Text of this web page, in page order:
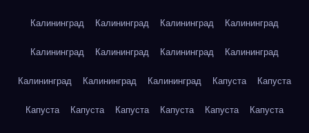
Калининград Калининград Калининград Калининград
Калининград Калининград Калининград Калининград
Калининград Калининград Калининград Капуста Капуста
Капуста Капуста Капуста Капуста Капуста Капуста